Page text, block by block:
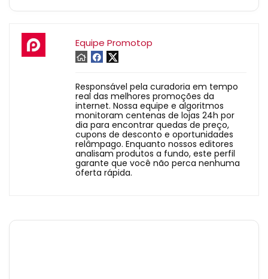
Equipe Promotop
Responsável pela curadoria em tempo
real das melhores promoções da
internet. Nossa equipe e algoritmos
monitoram centenas de lojas 24h por
dia para encontrar quedas de preço,
cupons de desconto e oportunidades
relâmpago. Enquanto nossos editores
analisam produtos a fundo, este perfil
garante que você não perca nenhuma
oferta rápida.